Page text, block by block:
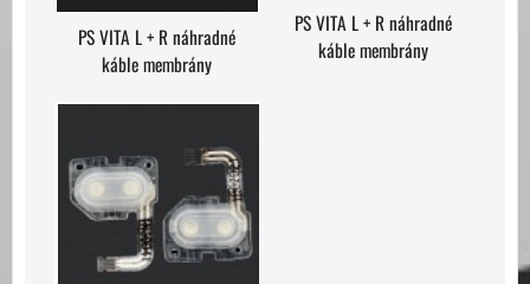
PS VITA L + R náhradné
káble membrány
PS VITA L + R náhradné
káble membrány